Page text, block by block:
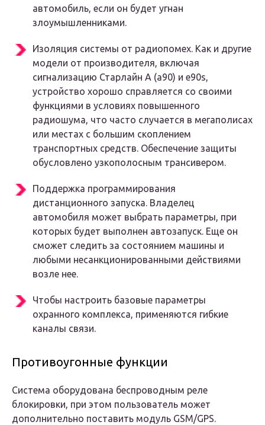
автомобиль, если он будет угнан
злоумышленниками.
Изоляция системы от радиопомех. Как и другие
модели от производителя, включая
сигнализацию Старлайн А (a90) и е90s,
устройство хорошо справляется со своими
функциями в условиях повышенного
радиошума, что часто случается в мегаполисах
или местах с большим скоплением
транспортных средств. Обеспечение защиты
обусловлено узкополосным трансивером.
Поддержка программирования
дистанционного запуска. Владелец
автомобиля может выбрать параметры, при
которых будет выполнен автозапуск. Еще он
сможет следить за состоянием машины и
любыми несанкционированными действиями
возле нее.
Чтобы настроить базовые параметры
охранного комплекса, применяются гибкие
каналы связи.
Противоугонные функции
Система оборудована беспроводным реле
блокировки, при этом пользователь может
дополнительно поставить модуль GSM/GPS.